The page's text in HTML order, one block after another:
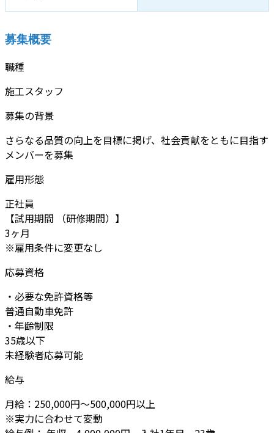
募集概要
職種
施工スタッフ
募集の背景
さらなる品質の向上を目標に掲げ、社会貢献をともに目指す
メンバーを募集
雇用形態
正社員
【試用期間 （研修期間）】
3ヶ月
※雇用条件に変更なし
応募資格
・必要な免許資格等
普通自動車免許
・年齢制限
35歳以下
未経験者応募可能
給与
月給：250,000円～500,000円以上
※実力に合わせて変動